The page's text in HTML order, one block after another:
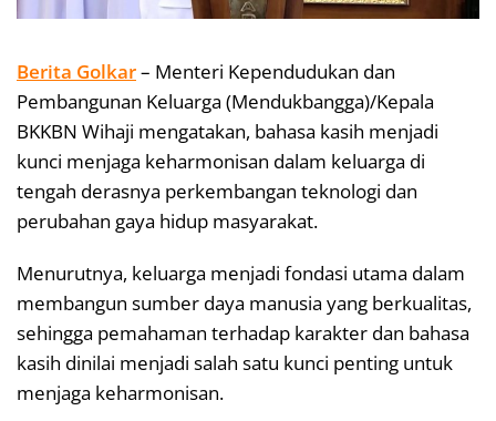
Berita Golkar– Menteri Kependudukan dan
Pembangunan Keluarga (Mendukbangga)/Kepala
BKKBN Wihaji mengatakan, bahasa kasih menjadi
kunci menjaga keharmonisan dalam keluarga di
tengah derasnya perkembangan teknologi dan
perubahan gaya hidup masyarakat.
Menurutnya, keluarga menjadi fondasi utama dalam
membangun sumber daya manusia yang berkualitas,
sehingga pemahaman terhadap karakter dan bahasa
kasih dinilai menjadi salah satu kunci penting untuk
menjaga keharmonisan.